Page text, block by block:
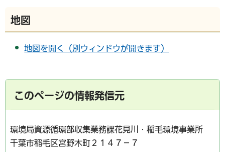
地図
地図を開く（別ウィンドウが開きます）
このページの情報発信元
環境局資源循環部収集業務課花見川・稲毛環境事業所
千葉市稲毛区宮野木町２１４７－７